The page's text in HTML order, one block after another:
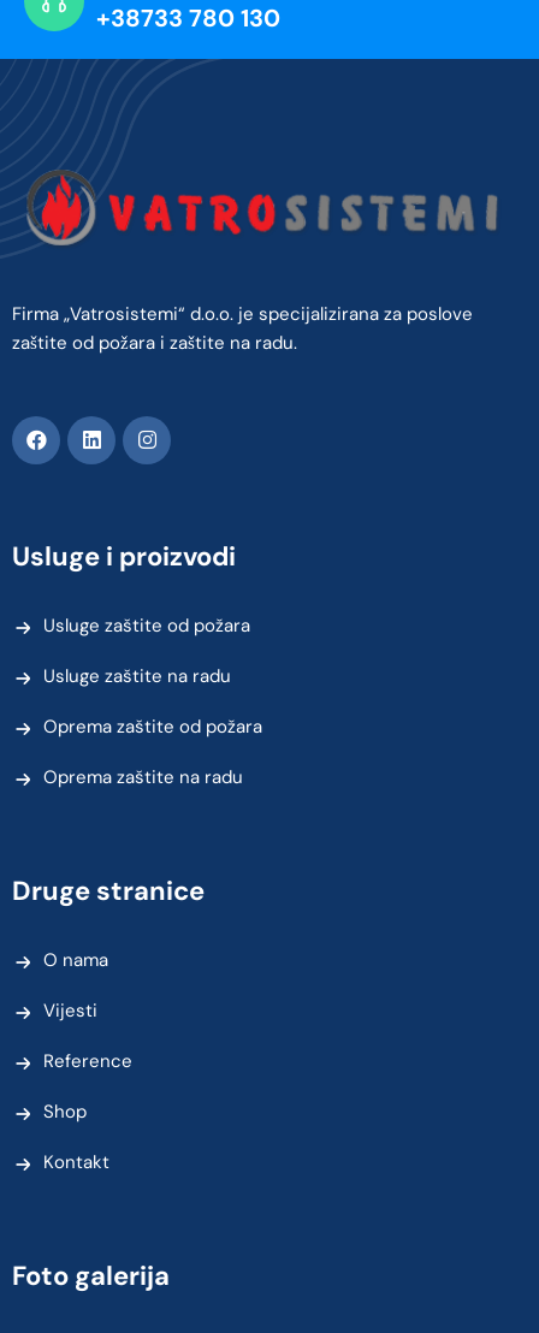
+38733 780 130
Firma „Vatrosistemi“ d.o.o. je specijalizirana za poslove
zaštite od požara i zaštite na radu.
Usluge i proizvodi
Usluge zaštite od požara
Usluge zaštite na radu
Oprema zaštite od požara
Oprema zaštite na radu
Druge stranice
O nama
Vijesti
Reference
Shop
Kontakt
Foto galerija